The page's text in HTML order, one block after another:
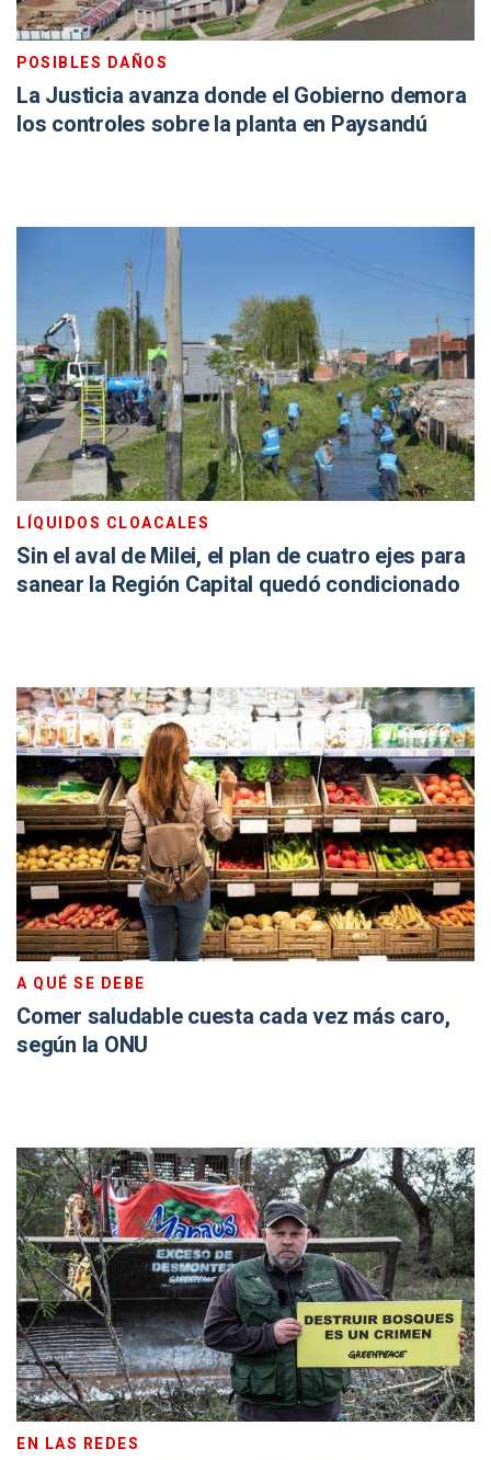
POSIBLES DAÑOS
La Justicia avanza donde el Gobierno demora
los controles sobre la planta en Paysandú
LÍQUIDOS CLOACALES
Sin el aval de Milei, el plan de cuatro ejes para
sanear la Región Capital quedó condicionado
A QUÉ SE DEBE
Comer saludable cuesta cada vez más caro,
según la ONU
EN LAS REDES